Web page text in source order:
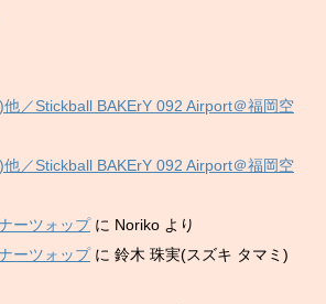
／Stickball BAKErY 092 Airport＠福岡空
／Stickball BAKErY 092 Airport＠福岡空
ーツォップに Noriko より
ーツォップに 鈴木 珠実(スズキ タマミ)